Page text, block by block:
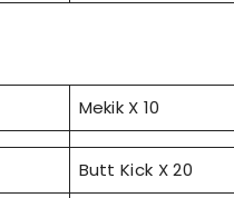
Mekik X 10
Butt Kick X 20